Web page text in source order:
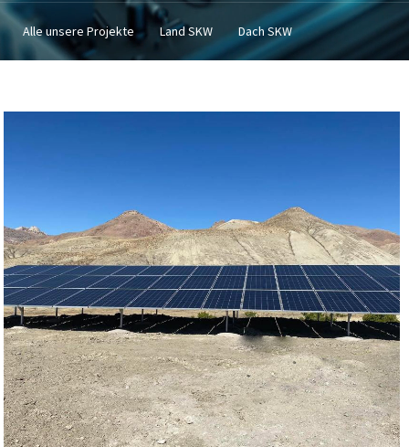
Alle unsere Projekte Land SKW Dach SKW